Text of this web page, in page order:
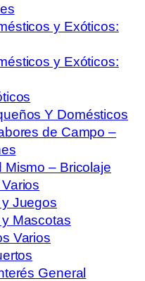
y Exóticos:
y Exóticos:
Y Domésticos
de Campo –
Mismo – Bricolaje
Juegos
Mascotas
Varios
General